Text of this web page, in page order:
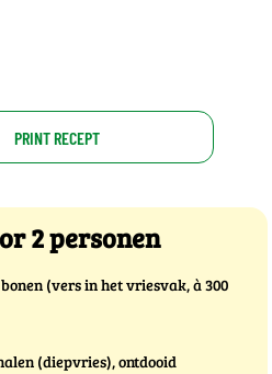
PRINT RECEPT
2 personen
(vers in het vriesvak, à 300
(diepvries), ontdooid